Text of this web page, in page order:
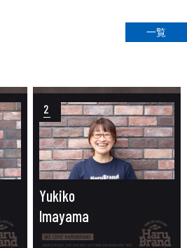
一覧
Yukiko
Imayama
2